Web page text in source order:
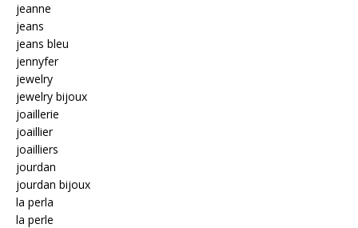
jeanne
jeans
jeans bleu
jennyfer
jewelry
jewelry bijoux
joaillerie
joaillier
joailliers
jourdan
jourdan bijoux
la perla
la perle